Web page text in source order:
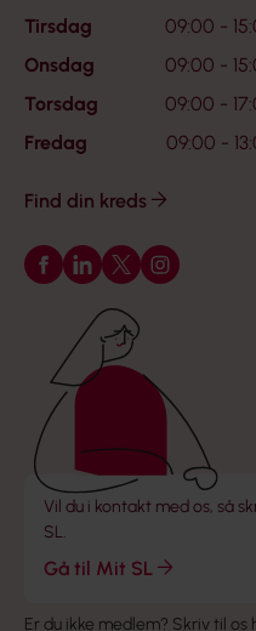
Tirsdag
09:00 -
Onsdag
09:00 -
Torsdag
09:00 -
Fredag
09:00 -
Find din kreds
Følg os på Facebook
Følg os på LinkedIn
Følg os på X
Følg os på
Vil du i kontakt med os, så
SL.
Gå til Mit SL
Er du ikke medlem? Skriv til os